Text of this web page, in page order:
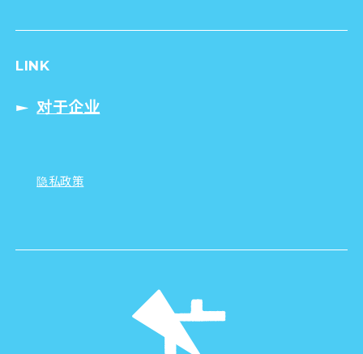
LINK
对于企业
隐私政策